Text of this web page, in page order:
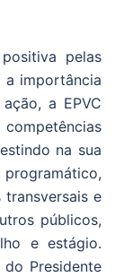
pelas
a importância
a EPVC
na sua
e
públicos,
e estágio.
Presidente